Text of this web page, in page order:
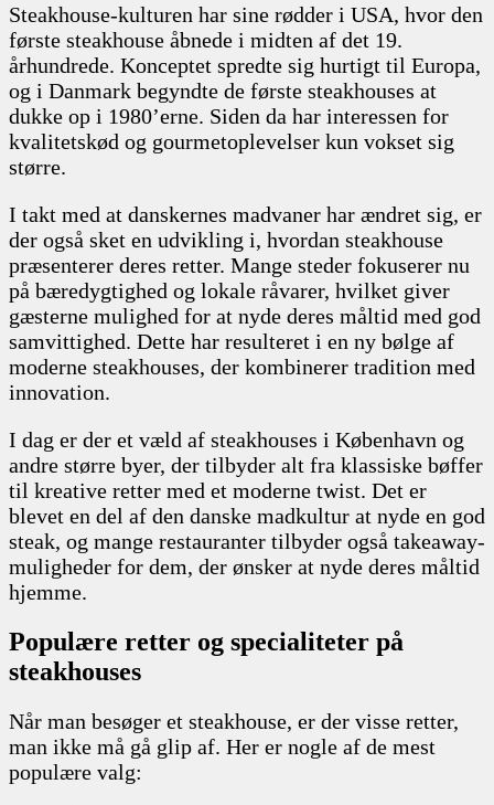
Steakhouse-kulturen har sine rødder i USA, hvor den
første steakhouse åbnede i midten af det 19.
århundrede. Konceptet spredte sig hurtigt til Europa,
og i Danmark begyndte de første steakhouses at
dukke op i 1980’erne. Siden da har interessen for
kvalitetskød og gourmetoplevelser kun vokset sig
større.
I takt med at danskernes madvaner har ændret sig, er
der også sket en udvikling i, hvordan steakhouse
præsenterer deres retter. Mange steder fokuserer nu
på bæredygtighed og lokale råvarer, hvilket giver
gæsterne mulighed for at nyde deres måltid med god
samvittighed. Dette har resulteret i en ny bølge af
moderne steakhouses, der kombinerer tradition med
innovation.
I dag er der et væld af steakhouses i København og
andre større byer, der tilbyder alt fra klassiske bøffer
til kreative retter med et moderne twist. Det er
blevet en del af den danske madkultur at nyde en god
steak, og mange restauranter tilbyder også takeaway-
muligheder for dem, der ønsker at nyde deres måltid
hjemme.
Populære retter og specialiteter på
steakhouses
Når man besøger et steakhouse, er der visse retter,
man ikke må gå glip af. Her er nogle af de mest
populære valg: